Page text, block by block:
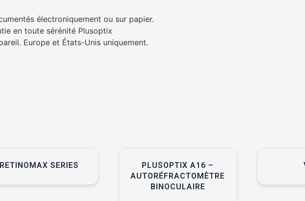
électroniquement ou sur papier.
en toute sérénité Plusoptix
Europe et États-Unis uniquement.
SERIES
PLUSOPTIX A16 –
AUTORÉFRACTOMÈTRE
BINOCULAIRE